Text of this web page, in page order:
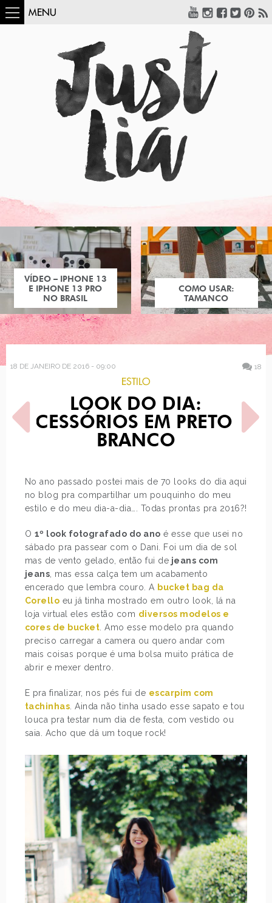
MENU
COMO USAR:
TAMANCO
18 DE JANEIRO DE 2016 - 09:00 18
ESTILO
LOOK DO DIA:
ACESSÓRIOS EM PRETO E
BRANCO
No ano passado postei mais de 70 looks do dia aqui
no blog pra compartilhar um pouquinho do meu
estilo e do meu dia-a-dia…. Todas prontas pra 2016?!
O 1º look fotografado do ano é esse que usei no
sábado pra passear com o Dani. Foi um dia de sol
mas de vento gelado, então fui de jeans com
jeans , mas essa calça tem um acabamento
encerado que lembra couro. A bucket bag da
Corello eu já tinha mostrado em outro look, lá na
loja virtual eles estão com diversos modelos e
cores de bucket . Amo esse modelo pra quando
preciso carregar a camera ou quero andar com
mais coisas porque é uma bolsa muito prática de
abrir e mexer dentro.
E pra finalizar, nos pés fui de escarpim com
tachinhas . Ainda não tinha usado esse sapato e tou
louca pra testar num dia de festa, com vestido ou
saia. Acho que dá um toque rock!
POST ANTERIOR
AS PRINCESAS DISNEY
COMO BRITNEY SPEARS
PRÓXIMO POST
DECORAÇÃO: FLÂMULA DE
TECIDO